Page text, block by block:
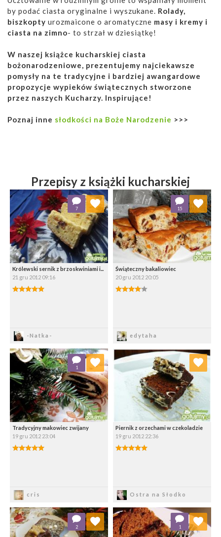
by podać ciasta oryginalne i wyszukane. Rolady,
biszkopty urozmaicone o aromatyczne masy i kremy i
ciasta na zimno- to strzał w dziesiątkę!
W naszej książce kucharskiej ciasta
bożonarodzeniowe, prezentujemy najciekawsze
pomysły na te tradycyjne i bardziej awangardowe
propozycje wypieków świątecznych stworzone
przez naszych Kucharzy. Inspirujące!
Poznaj inne słodkości na Boże Narodzenie >>>
Przepisy z książki kucharskiej
Królewski sernik z brzoskwiniami i...
21 gru 2012 09:16
-Natka-
7
Dodaj do ulubionych
Wybierz listę:
Świąteczny bakaliowiec
20 gru 2012 20:05
edytaha
15
Dodaj do ulubionych
Wybierz listę:
Tradycyjny makowiec zwijany
19 gru 2012 23:04
cris
1
Dodaj do ulubionych
Wybierz listę:
Piernik z orzechami w czekoladzie
19 gru 2012 22:36
Ostra na Słodko
Dodaj do ulubionych
Wybierz listę:
2
Dodaj do ulubionych
Wybierz listę:
1
Dodaj do ulubionych
Wybierz listę: